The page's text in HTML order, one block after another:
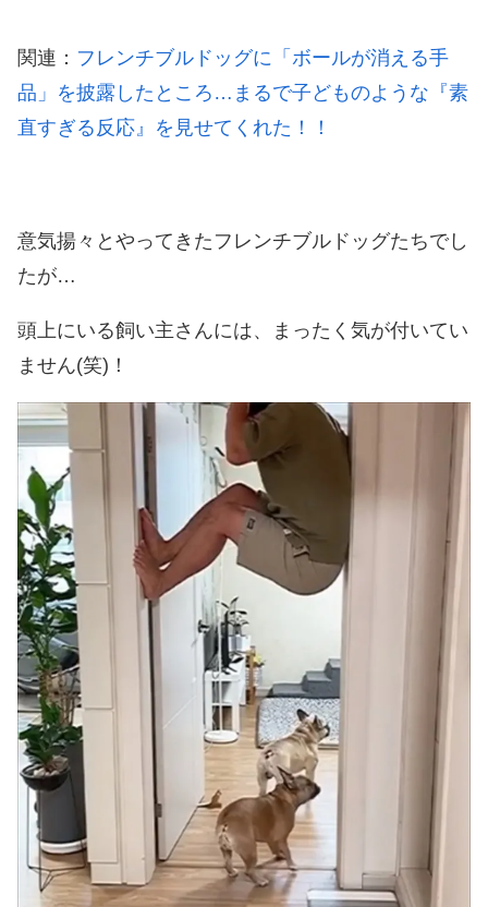
関連： フレンチブルドッグに「ボールが消える手
品」を披露したところ…まるで子どものような『素
直すぎる反応』を見せてくれた！！
意気揚々とやってきたフレンチブルドッグたちでし
たが…
頭上にいる飼い主さんには、まったく気が付いてい
ません(笑)！